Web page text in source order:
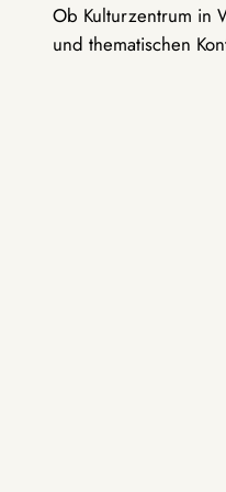
Ob Kulturzentrum in
und thematischen